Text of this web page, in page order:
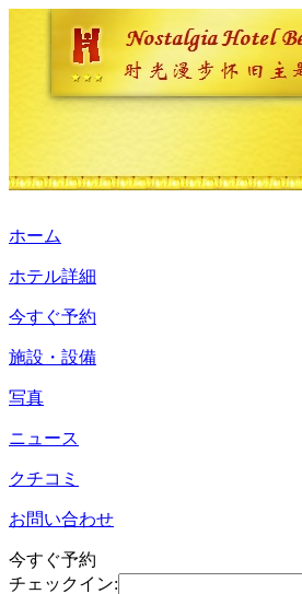
ホーム
ホテル詳細
今すぐ予約
施設・設備
写真
ニュース
クチコミ
お問い合わせ
今すぐ予約
チェックイン: